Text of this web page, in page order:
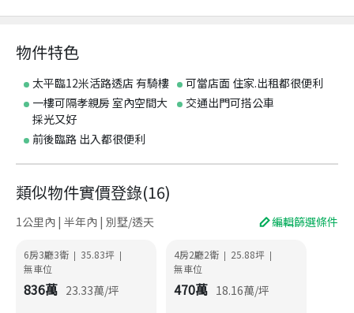
物件特色
太平臨12米活路透店 有騎樓
可當店面 住家.出租都很便利
一樓可隔孝親房 室內空間大
採光又好
交通出門可搭公車
前後臨路 出入都很便利
類似物件實價登錄(16)
1公里內 | 半年內 | 別墅/透天 編輯篩選條件
6房3廳3衛 | 35.83坪 |
無車位
836萬 23.33萬/坪
4房2廳2衛 | 25.88坪 |
無車位
470萬 18.16萬/坪